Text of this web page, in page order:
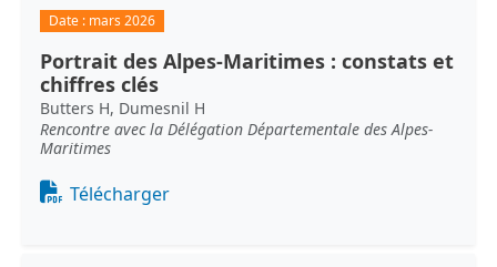
Date : mars 2026
Portrait des Alpes-Maritimes : constats et
chiffres clés
Butters H, Dumesnil H
Rencontre avec la Délégation Départementale des Alpes-
Maritimes
Document
Télécharger